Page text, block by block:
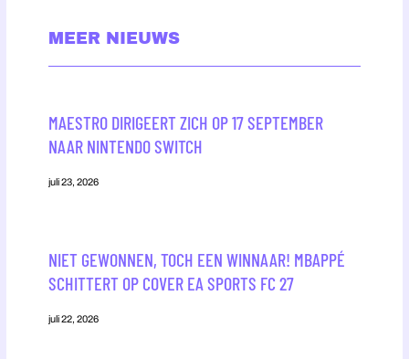
MEER NIEUWS
MAESTRO DIRIGEERT ZICH OP 17 SEPTEMBER
NAAR NINTENDO SWITCH
juli 23, 2026
NIET GEWONNEN, TOCH EEN WINNAAR! MBAPPÉ
SCHITTERT OP COVER EA SPORTS FC 27
juli 22, 2026